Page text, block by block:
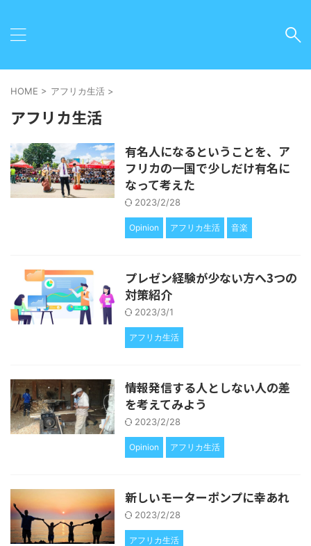
HOME > アフリカ生活 >
アフリカ生活
有名人になるということを、ア
フリカの一国で少しだけ有名に
なって考えた
2023/2/28
Opinion アフリカ生活 音楽
プレゼン経験が少ない方へ3つの
対策紹介
2023/3/1
アフリカ生活
情報発信する人としない人の差
を考えてみよう
2023/2/28
Opinion アフリカ生活
新しいモーターポンプに幸あれ
2023/2/28
アフリカ生活